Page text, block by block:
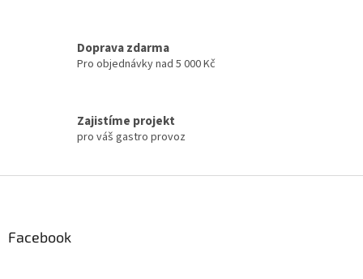
Doprava zdarma
Pro objednávky nad 5 000 Kč
Zajistíme projekt
pro váš gastro provoz
Facebook